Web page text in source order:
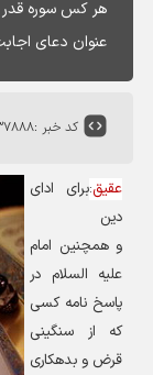
هر كس سوره قدر
عنوان دعاى
کد خبر :۳۷۸۸۸
عقیق:برای ادای
دین
و همچنين امام
عليه السلام در
پاسخ نامه كسى
كه از سنگينى
قرض و بدهكارى